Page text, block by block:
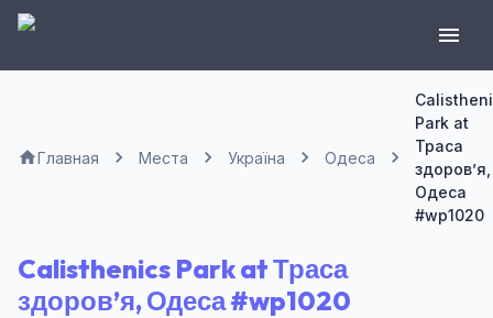
Главная Места Україна Одеса
Park at
Траса
здоров’я,
Одеса
#wp1020
Calisthenics Park at Траса
здоров’я, Одеса #wp1020